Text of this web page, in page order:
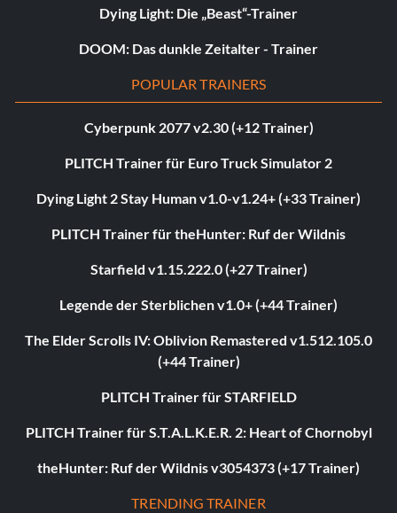
Dying Light: Die „Beast“-Trainer
DOOM: Das dunkle Zeitalter - Trainer
POPULAR TRAINERS
Cyberpunk 2077 v2.30 (+12 Trainer)
PLITCH Trainer für Euro Truck Simulator 2
Dying Light 2 Stay Human v1.0-v1.24+ (+33 Trainer)
PLITCH Trainer für theHunter: Ruf der Wildnis
Starfield v1.15.222.0 (+27 Trainer)
Legende der Sterblichen v1.0+ (+44 Trainer)
The Elder Scrolls IV: Oblivion Remastered v1.512.105.0
(+44 Trainer)
PLITCH Trainer für STARFIELD
PLITCH Trainer für S.T.A.L.K.E.R. 2: Heart of Chornobyl
theHunter: Ruf der Wildnis v3054373 (+17 Trainer)
TRENDING TRAINER